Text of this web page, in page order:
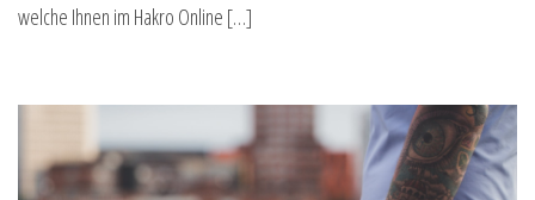
welche Ihnen im Hakro Online […]